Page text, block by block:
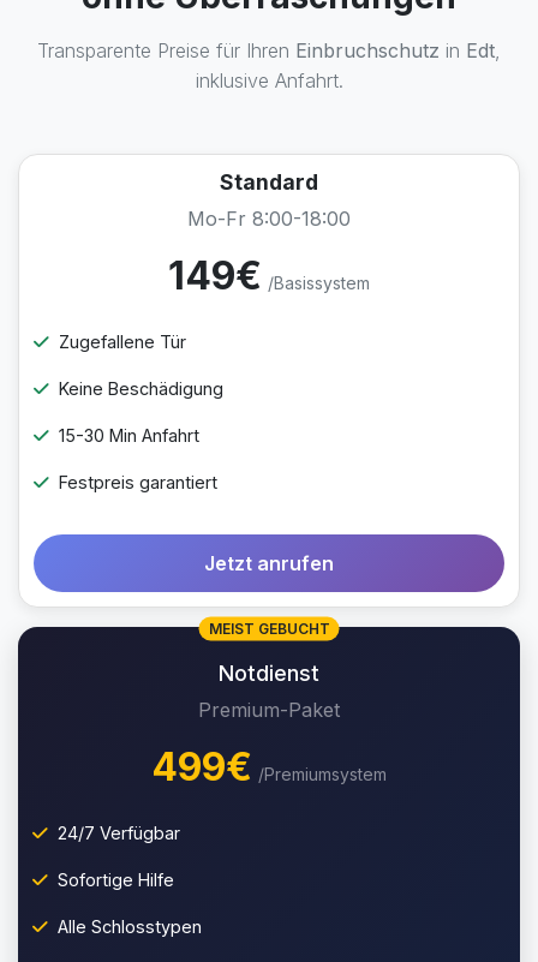
Transparente Preise für Ihren Einbruchschutz in Edt,
inklusive Anfahrt.
Standard
Mo-Fr 8:00-18:00
149€ /Basissystem
Zugefallene Tür
Keine Beschädigung
15-30 Min Anfahrt
Festpreis garantiert
Jetzt anrufen
MEIST GEBUCHT
Notdienst
Premium-Paket
499€ /Premiumsystem
24/7 Verfügbar
Sofortige Hilfe
Alle Schlosstypen